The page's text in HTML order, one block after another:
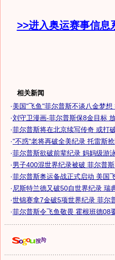
>>进入奥运赛事信息
相关新闻
·美国"飞鱼"菲尔普斯不谈八金梦想
·刘守卫漫画-菲尔普斯保8金目标 放
·菲尔普斯将在北京续写传奇 或打
·"不惑"老将再破全美纪录 托雷斯
·菲尔普斯欲破前辈纪录 妈妈级游
·男子400混世界纪录被破 菲尔普
·菲尔普斯奥运备战正式启动 美国
· 尼斯特兰德又破50自世界纪录 瑞
·世锦赛拿7金破5项世界纪录 菲尔
·菲尔普斯令飞鱼敬畏 霍根班德08